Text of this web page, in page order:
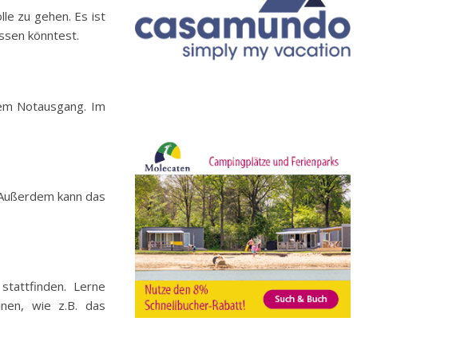
zu gehen. Es ist
könntest.
Notausgang. Im
kann das
Lerne
wie z.B. das